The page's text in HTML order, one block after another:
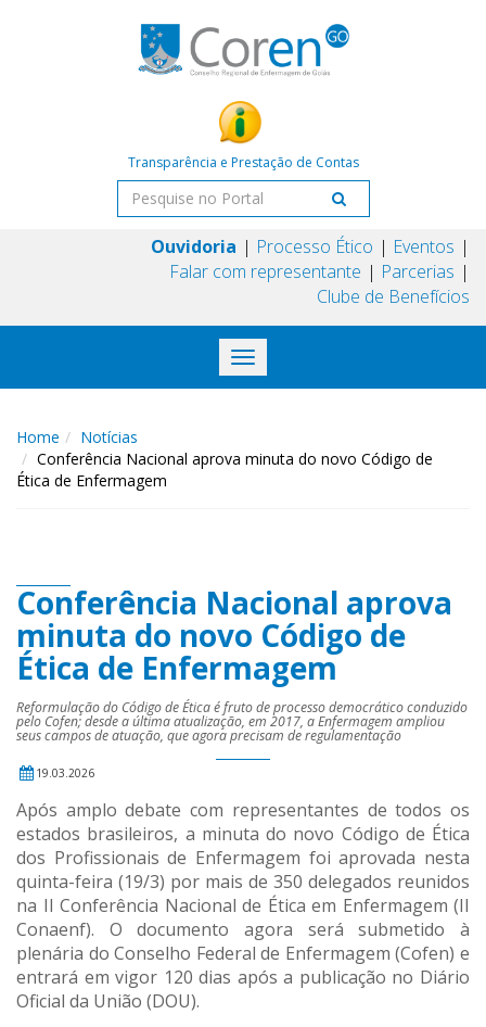
Transparência e Prestação de Contas
Ouvidoria Processo Ético
Eventos
Falar com representante
Parcerias
Clube de Benefícios
Toggle
navigation
Home
Notícias
Conferência Nacional aprova minuta do novo Código de
Ética de Enfermagem
Conferência Nacional aprova
minuta do novo Código de
Ética de Enfermagem
Reformulação do Código de Ética é fruto de processo democrático conduzido
pelo Cofen; desde a última atualização, em 2017, a Enfermagem ampliou
seus campos de atuação, que agora precisam de regulamentação
19.03.2026
Após amplo debate com representantes de todos os
estados brasileiros, a minuta do novo Código de Ética
dos Profissionais de Enfermagem foi aprovada nesta
quinta-feira (19/3) por mais de 350 delegados reunidos
na II Conferência Nacional de Ética em Enfermagem (II
Conaenf). O documento agora será submetido à
plenária do Conselho Federal de Enfermagem (Cofen) e
entrará em vigor 120 dias após a publicação no Diário
Oficial da União (DOU).